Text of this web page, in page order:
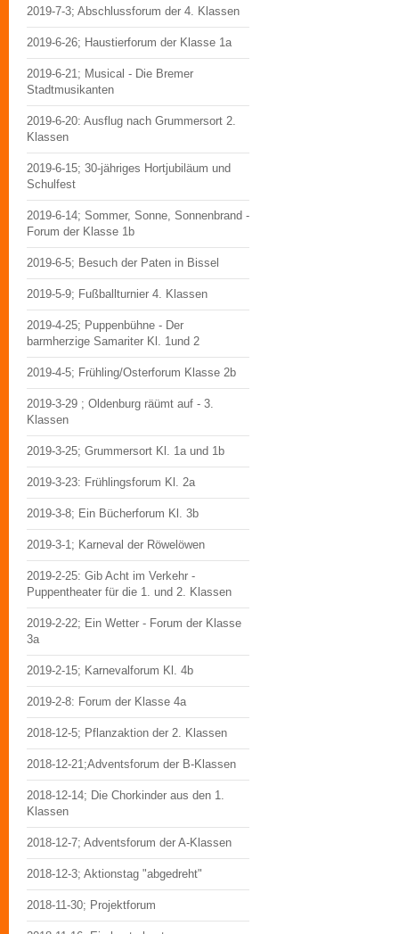
2019-7-3; Abschlussforum der 4. Klassen
2019-6-26; Haustierforum der Klasse 1a
2019-6-21; Musical - Die Bremer
Stadtmusikanten
2019-6-20: Ausflug nach Grummersort 2.
Klassen
2019-6-15; 30-jähriges Hortjubiläum und
Schulfest
2019-6-14; Sommer, Sonne, Sonnenbrand -
Forum der Klasse 1b
2019-6-5; Besuch der Paten in Bissel
2019-5-9; Fußballturnier 4. Klassen
2019-4-25; Puppenbühne - Der
barmherzige Samariter Kl. 1und 2
2019-4-5; Frühling/Osterforum Klasse 2b
2019-3-29 ; Oldenburg räümt auf - 3.
Klassen
2019-3-25; Grummersort Kl. 1a und 1b
2019-3-23: Frühlingsforum Kl. 2a
2019-3-8; Ein Bücherforum Kl. 3b
2019-3-1; Karneval der Röwelöwen
2019-2-25: Gib Acht im Verkehr -
Puppentheater für die 1. und 2. Klassen
2019-2-22; Ein Wetter - Forum der Klasse
3a
2019-2-15; Karnevalforum Kl. 4b
2019-2-8: Forum der Klasse 4a
2018-12-5; Pflanzaktion der 2. Klassen
2018-12-21;Adventsforum der B-Klassen
2018-12-14; Die Chorkinder aus den 1.
Klassen
2018-12-7; Adventsforum der A-Klassen
2018-12-3; Aktionstag "abgedreht"
2018-11-30; Projektforum